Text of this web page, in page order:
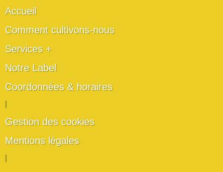
Accueil
Comment cultivons-nous
Services +
Notre Label
Coordonnées & horaires
Gestion des cookies
Mentions légales